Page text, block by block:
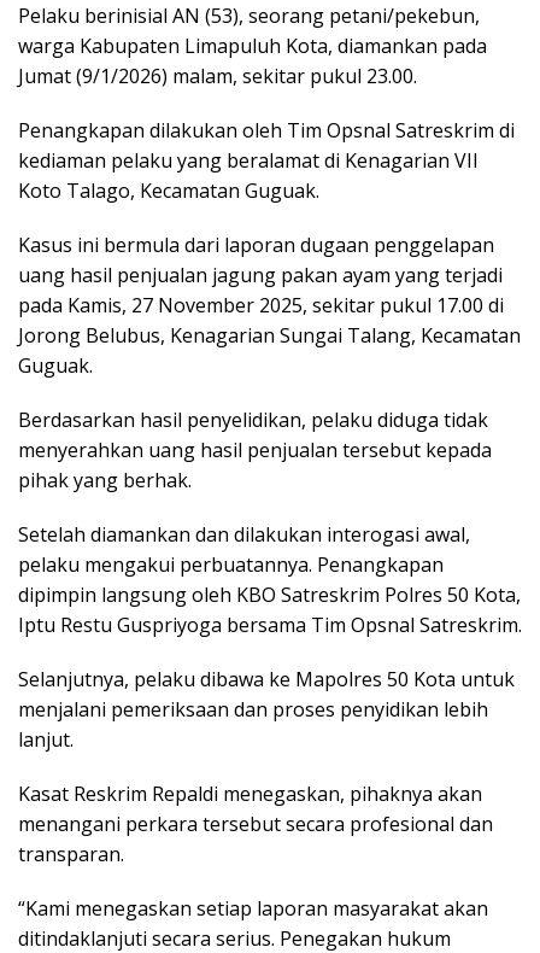
Pelaku berinisial AN (53), seorang petani/pekebun,
warga Kabupaten Limapuluh Kota, diamankan pada
Jumat (9/1/2026) malam, sekitar pukul 23.00.
Penangkapan dilakukan oleh Tim Opsnal Satreskrim di
kediaman pelaku yang beralamat di Kenagarian VII
Koto Talago, Kecamatan Guguak.
Kasus ini bermula dari laporan dugaan penggelapan
uang hasil penjualan jagung pakan ayam yang terjadi
pada Kamis, 27 November 2025, sekitar pukul 17.00 di
Jorong Belubus, Kenagarian Sungai Talang, Kecamatan
Guguak.
Berdasarkan hasil penyelidikan, pelaku diduga tidak
menyerahkan uang hasil penjualan tersebut kepada
pihak yang berhak.
Setelah diamankan dan dilakukan interogasi awal,
pelaku mengakui perbuatannya. Penangkapan
dipimpin langsung oleh KBO Satreskrim Polres 50 Kota,
Iptu Restu Guspriyoga bersama Tim Opsnal Satreskrim.
Selanjutnya, pelaku dibawa ke Mapolres 50 Kota untuk
menjalani pemeriksaan dan proses penyidikan lebih
lanjut.
Kasat Reskrim Repaldi menegaskan, pihaknya akan
menangani perkara tersebut secara profesional dan
transparan.
“Kami menegaskan setiap laporan masyarakat akan
ditindaklanjuti secara serius. Penegakan hukum